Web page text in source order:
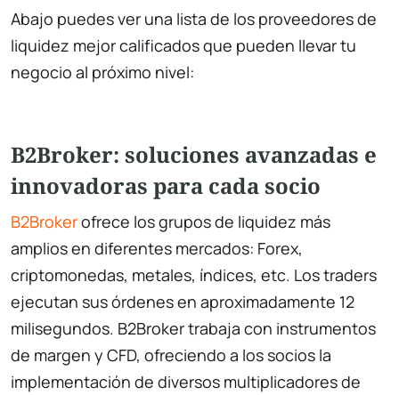
Abajo puedes ver una lista de los proveedores de
liquidez mejor calificados que pueden llevar tu
negocio al próximo nivel:
B2Broker: soluciones avanzadas e
innovadoras para cada socio
B2Brokerofrece los grupos de liquidez más
amplios en diferentes mercados: Forex,
criptomonedas, metales, índices, etc. Los traders
ejecutan sus órdenes en aproximadamente 12
milisegundos. B2Broker trabaja con instrumentos
de margen y CFD, ofreciendo a los socios la
implementación de diversos multiplicadores de